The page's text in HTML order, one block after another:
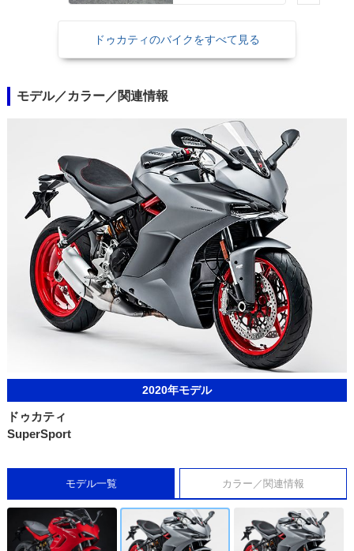
シフターやコーナリングABSを採用した。メーターパネルはフルカラー化
ドゥカティのバイクをすべて見る
モデル／カラー／関連情報
2020年モデル
ドゥカティ
SuperSport
モデル一覧 カラー／関連情報